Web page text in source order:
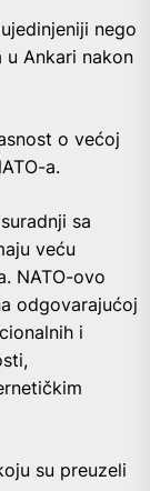
nego
u Ankari nakon
o većoj
a.
sa
veću
NATO-ovo
odgovarajućoj
i
su preuzeli